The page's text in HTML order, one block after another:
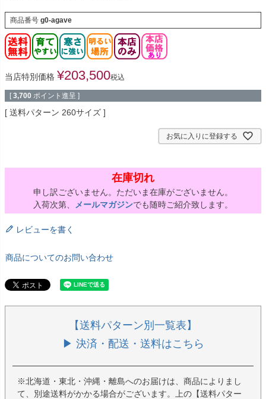
商品番号 g0-agave
当店特別価格 ¥203,500税込
[ 3,700 ポイント進呈 ]
送料パターン 260サイズ
お気に入りに登録する
在庫切れ
申し訳ございません。ただいま在庫がございません。
入荷次第、
メールマガジンでも随時ご紹介致します。
レビューを書く
商品についてのお問い合わせ
【送料パターン別一覧表】
▶ 決済・配送・送料はこちら
※北海道・東北・沖縄・離島へのお届けは、商品によりまし
て、別途送料がかかる場合がございます。上の【送料パター